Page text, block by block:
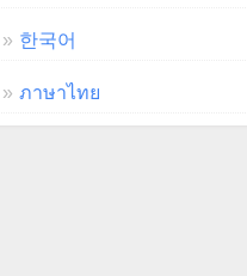
한국어
ภาษาไทย